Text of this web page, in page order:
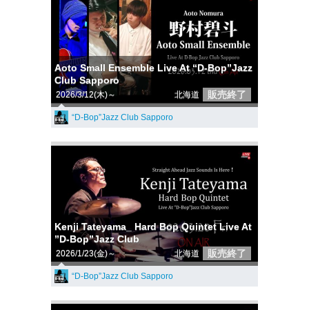
Aoto Small Ensemble Live At “D-Bop”Jazz
Club Sapporo
2026/3/12(木)～ 北海道 販売終了
“D-Bop”Jazz Club Sapporo
Kenji Tateyama_ Hard Bop Quintet Live At
”D-Bop”Jazz Club
2026/1/23(金)～ 北海道 販売終了
“D-Bop”Jazz Club Sapporo